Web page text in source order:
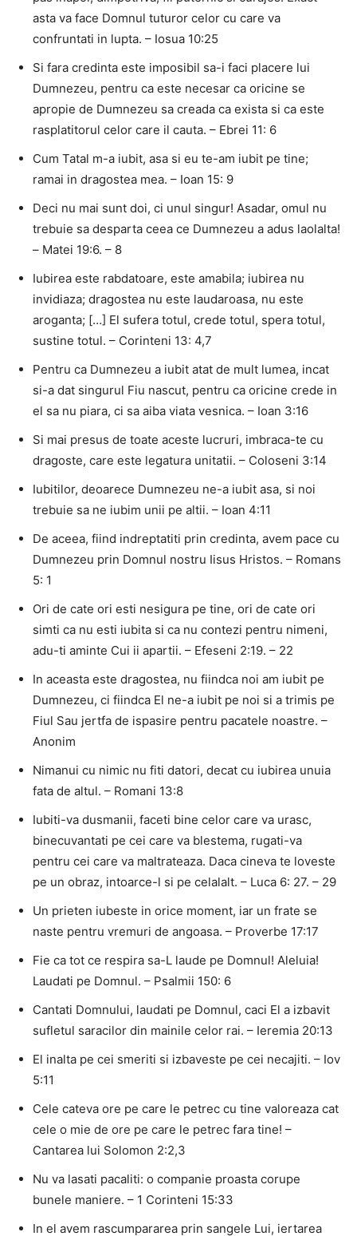
asta va face Domnul tuturor celor cu care va
confruntati in lupta. – Iosua 10:25
Si fara credinta este imposibil sa-i faci placere lui
Dumnezeu, pentru ca este necesar ca oricine se
apropie de Dumnezeu sa creada ca exista si ca este
rasplatitorul celor care il cauta. – Ebrei 11: 6
Cum Tatal m-a iubit, asa si eu te-am iubit pe tine;
ramai in dragostea mea. – Ioan 15: 9
Deci nu mai sunt doi, ci unul singur! Asadar, omul nu
trebuie sa desparta ceea ce Dumnezeu a adus laolalta!
– Matei 19:6. – 8
Iubirea este rabdatoare, este amabila; iubirea nu
invidiaza; dragostea nu este laudaroasa, nu este
aroganta; […] El sufera totul, crede totul, spera totul,
sustine totul. – Corinteni 13: 4,7
Pentru ca Dumnezeu a iubit atat de mult lumea, incat
si-a dat singurul Fiu nascut, pentru ca oricine crede in
el sa nu piara, ci sa aiba viata vesnica. – Ioan 3:16
Si mai presus de toate aceste lucruri, imbraca-te cu
dragoste, care este legatura unitatii. – Coloseni 3:14
Iubitilor, deoarece Dumnezeu ne-a iubit asa, si noi
trebuie sa ne iubim unii pe altii. – Ioan 4:11
De aceea, fiind indreptatiti prin credinta, avem pace cu
Dumnezeu prin Domnul nostru Iisus Hristos. – Romans
5: 1
Ori de cate ori esti nesigura pe tine, ori de cate ori
simti ca nu esti iubita si ca nu contezi pentru nimeni,
adu-ti aminte Cui ii apartii. – Efeseni 2:19. – 22
In aceasta este dragostea, nu fiindca noi am iubit pe
Dumnezeu, ci fiindca El ne-a iubit pe noi si a trimis pe
Fiul Sau jertfa de ispasire pentru pacatele noastre. –
Anonim
Nimanui cu nimic nu fiti datori, decat cu iubirea unuia
fata de altul. – Romani 13:8
Iubiti-va dusmanii, faceti bine celor care va urasc,
binecuvantati pe cei care va blestema, rugati-va
pentru cei care va maltrateaza. Daca cineva te loveste
pe un obraz, intoarce-l si pe celalalt. – Luca 6: 27. – 29
Un prieten iubeste in orice moment, iar un frate se
naste pentru vremuri de angoasa. – Proverbe 17:17
Fie ca tot ce respira sa-L laude pe Domnul! Aleluia!
Laudati pe Domnul. – Psalmii 150: 6
Cantati Domnului, laudati pe Domnul, caci El a izbavit
sufletul saracilor din mainile celor rai. – Ieremia 20:13
El inalta pe cei smeriti si izbaveste pe cei necajiti. – Iov
5:11
Cele cateva ore pe care le petrec cu tine valoreaza cat
cele o mie de ore pe care le petrec fara tine! –
Cantarea lui Solomon 2:2,3
Nu va lasati pacaliti: o companie proasta corupe
bunele maniere. – 1 Corinteni 15:33
In el avem rascumpararea prin sangele Lui, iertarea